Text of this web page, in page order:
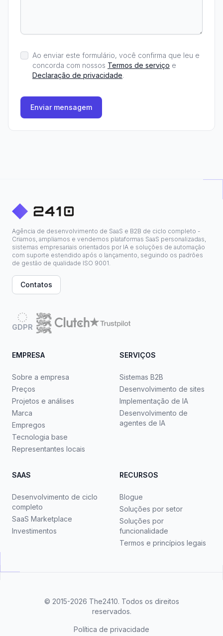
Ao enviar este formulário, você confirma que leu e
concorda com nossos Termos de serviço e
Declaração de privacidade.
Enviar mensagem
Agência de desenvolvimento de SaaS e B2B de ciclo completo -
Criamos, ampliamos e vendemos plataformas SaaS personalizadas,
sistemas empresariais orientados por IA e soluções de automação
com suporte estendido após o lançamento, seguindo os padrões
de gestão de qualidade ISO 9001.
Contatos
GDPR
EMPRESA
Sobre a empresa
Preços
Projetos e análises
Marca
Empregos
Tecnologia base
Representantes locais
SERVIÇOS
Sistemas B2B
Desenvolvimento de sites
Implementação de IA
Desenvolvimento de
agentes de IA
SAAS
Desenvolvimento de ciclo
completo
SaaS Marketplace
Investimentos
RECURSOS
Blogue
Soluções por setor
Soluções por
funcionalidade
Termos e princípios legais
© 2015-2026 The2410. Todos os direitos
reservados.
Política de privacidade